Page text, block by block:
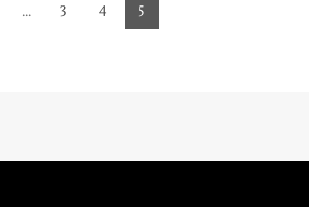
… 3 4 5